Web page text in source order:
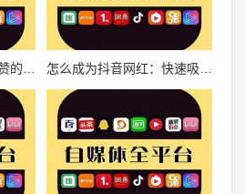
快速吸引快手流量与点赞的终极攻略 怎么成为抖音网红：快速吸引粉丝的秘诀